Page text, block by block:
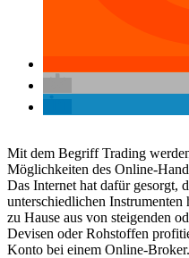
Mit dem Begriff Trading
Möglichkeiten des Online-
Das Internet hat dafür gesorgt,
unterschiedlichen
zu Hause aus von steigenden
Devisen oder Rohstoffen
Konto bei einem Online-Broker.